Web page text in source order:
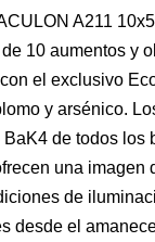
A211
10 aumentos y
el exclusivo
y arsénico.
BaK4 de todos los
una imagen
de
desde el